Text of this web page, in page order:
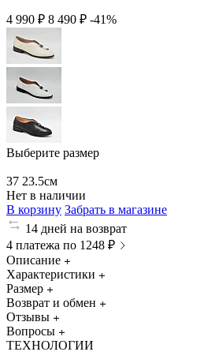
4 990 ₽ 8 490 ₽ -41%
Выберите размер
37 23.5см
Нет в наличии
В корзину Забрать в магазине
14 дней на возврат
4 платежа по 1248 ₽
Описание
Характеристики
Размер
Возврат и обмен
Отзывы
Вопросы
ТЕХНОЛОГИИ